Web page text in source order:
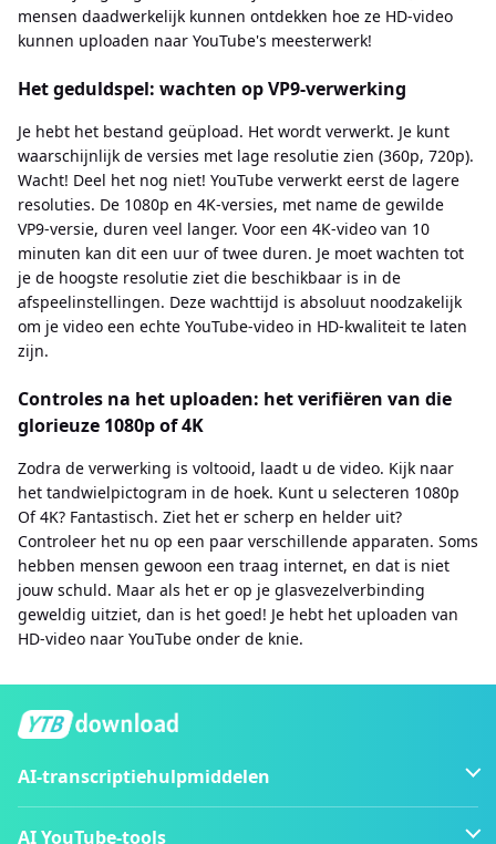
mensen daadwerkelijk kunnen ontdekken hoe ze HD-video
kunnen uploaden naar YouTube's meesterwerk!
Het geduldspel: wachten op VP9-verwerking
Je hebt het bestand geüpload. Het wordt verwerkt. Je kunt
waarschijnlijk de versies met lage resolutie zien (360p, 720p).
Wacht! Deel het nog niet! YouTube verwerkt eerst de lagere
resoluties. De 1080p en 4K-versies, met name de gewilde
VP9-versie, duren veel langer. Voor een 4K-video van 10
minuten kan dit een uur of twee duren. Je moet wachten tot
je de hoogste resolutie ziet die beschikbaar is in de
afspeelinstellingen. Deze wachttijd is absoluut noodzakelijk
om je video een echte YouTube-video in HD-kwaliteit te laten
zijn.
Controles na het uploaden: het verifiëren van die
glorieuze 1080p of 4K
Zodra de verwerking is voltooid, laadt u de video. Kijk naar
het tandwielpictogram in de hoek. Kunt u selecteren 1080p
Of 4K? Fantastisch. Ziet het er scherp en helder uit?
Controleer het nu op een paar verschillende apparaten. Soms
hebben mensen gewoon een traag internet, en dat is niet
jouw schuld. Maar als het er op je glasvezelverbinding
geweldig uitziet, dan is het goed! Je hebt het uploaden van
HD-video naar YouTube onder de knie.
AI-transcriptiehulpmiddelen
AI YouTube-tools